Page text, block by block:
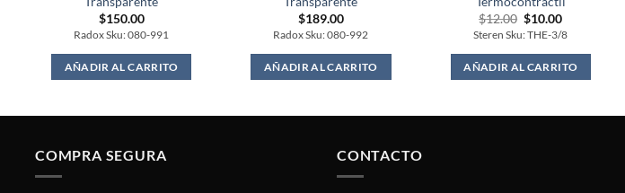
$150.00
Radox Sku: 080-991
AÑADIR AL CARRITO
$189.00
Radox Sku: 080-992
AÑADIR AL CARRITO
$12.00 Original
price
was:
$12.00.
$10.00Current
price
is:
$10.00.
Steren Sku: THE-3/8
AÑADIR AL CARRITO
COMPRA SEGURA CONTACTO